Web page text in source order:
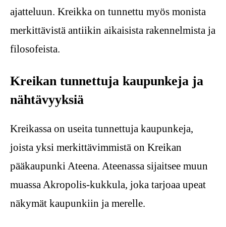
ajatteluun. Kreikka on tunnettu myös monista
merkittävistä antiikin aikaisista rakennelmista ja
filosofeista.
Kreikan tunnettuja kaupunkeja ja
nähtävyyksiä
Kreikassa on useita tunnettuja kaupunkeja,
joista yksi merkittävimmistä on Kreikan
pääkaupunki Ateena. Ateenassa sijaitsee muun
muassa Akropolis-kukkula, joka tarjoaa upeat
näkymät kaupunkiin ja merelle.